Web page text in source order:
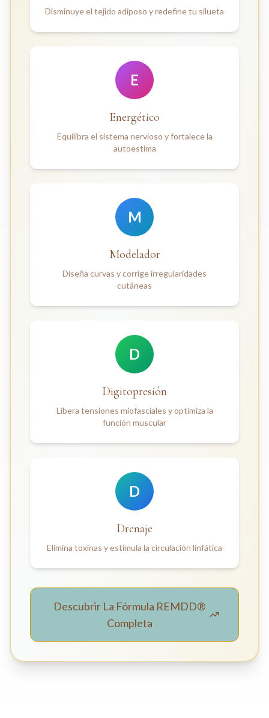
Disminuye el tejido adiposo y redefine tu silueta
E
Energético
Equilibra el sistema nervioso y fortalece la
autoestima
M
Modelador
Diseña curvas y corrige irregularidades
cutáneas
D
Digitopresión
Libera tensiones miofasciales y optimiza la
función muscular
D
Drenaje
Elimina toxinas y estimula la circulación linfática
Descubrir La Fórmula REMDD®
Completa